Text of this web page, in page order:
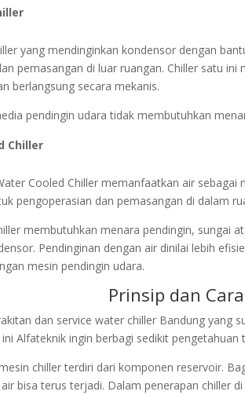
yang mendinginkan kondensor dengan
pemasangan di luar ruangan. Chiller satu
berlangsung secara mekanis.
pendingin udara tidak membutuhkan
Chiller
Cooled Chiller memanfaatkan air
pengoperasian dan pemasangan di dalam
membutuhkan menara pendingin, sungai
Pendinginan dengan air dinilai lebih
mesin pendingin udara.
Prinsip dan
dan service water chiller Bandung yang
Alfateknik ingin berbagi sedikit
chiller terdiri dari komponen reservoir.
bisa terus terjadi. Dalam penerapan chiller